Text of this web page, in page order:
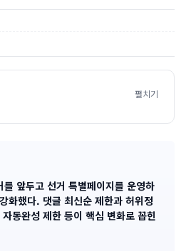
펼치기
앞두고 선거 특별페이지를 운영하
화했다. 댓글 최신순 제한과 허위정
동완성 제한 등이 핵심 변화로 꼽힌